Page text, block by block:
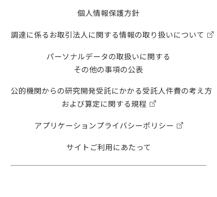
個人情報保護方針
調達に係るお取引法人に関する情報の取り扱いについて
パーソナルデータの取扱いに関する
その他の事項の公表
公的機関からの研究開発受託にかかる受託人件費の考え方
および算定に関する規程
アプリケーションプライバシーポリシー
サイトご利用にあたって